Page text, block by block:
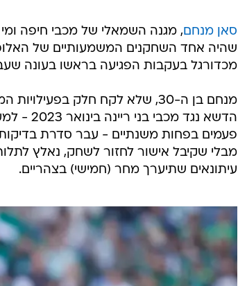
סאן מנחם, מגנה השמאלי של מכבי חיפה ומי
שהיה אחד השחקנים המשמעותיים של
מכדורגל בעקבות הפגיעה בראשו בעונה
מנחם בן ה-30, שלא לקח חלק
הדשא
פעמים בפחות משנתיים - עבר סדרת
מבלי שקיבל אישור לחזור לשחק, נאלץ
עיתונאים שתיערך מחר (חמישי) בצהריים.